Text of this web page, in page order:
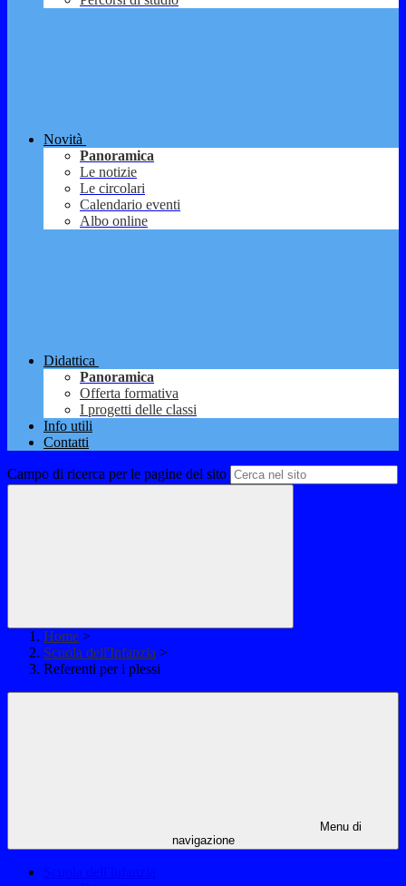
Novità
Panoramica
Le notizie
Le circolari
Calendario eventi
Albo online
Didattica
Panoramica
Offerta formativa
I progetti delle classi
Info utili
Contatti
Campo di ricerca per le pagine del sito
Home >
Scuola dell'Infanzia >
Referenti per i plessi
Menu di
navigazione